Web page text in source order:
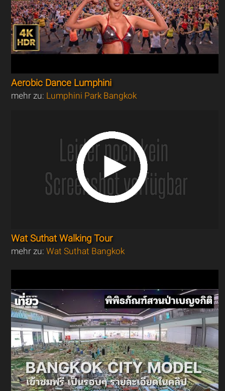
Aerobic Dance Lumphini
mehr zu: Lumphini Park Bangkok
Wat Suthat Walking Tour
mehr zu:Wat Suthat Bangkok